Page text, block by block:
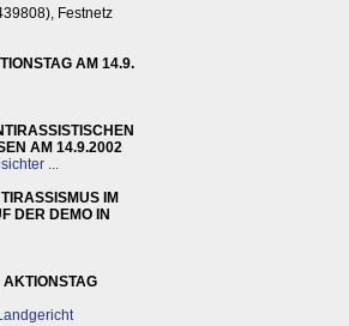
Festnetz
AM 14.9.
AM 14.9.2002
...
IM
DER DEMO IN
AKTIONSTAG